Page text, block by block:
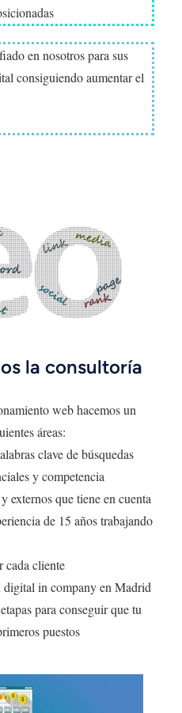
en nosotros para sus
consiguiendo aumentar el
la consultoría
web hacemos un
áreas:
clave de búsquedas
y competencia
externos que tiene en cuenta
de 15 años trabajando
cada cliente
in company en Madrid
para conseguir que tu
puestos